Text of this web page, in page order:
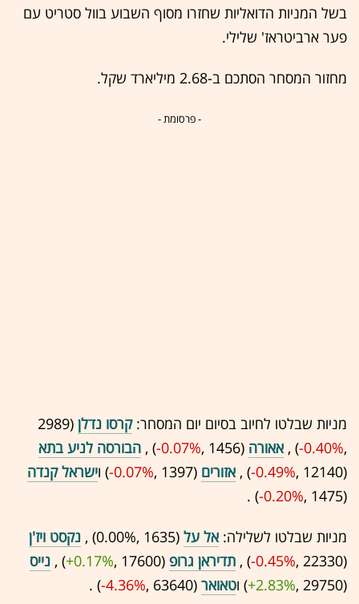
בשל המניות הדואליות שחזרו מסוף השבוע בוול סטריט עם
פער ארביטראז' שלילי.
מחזור המסחר הסתכם ב-2.68 מיליארד שקל.
- פרסומת -
מניות שבלטו לחיוב בסיום יום המסחר:קרסו נדלן (2989
,‎
-0.40%
‏) ,אאורה (1456 ,‎
-0.07%
‏) , הבורסה לניע בתא
(12140 ,‎
-0.49%
‏) ,אזורים (1397 ,‎
-0.07%‏) וישראל קנדה
(1475 ,‎
-0.20%
‏) .
מניות שבלטו לשלילה:אל על (1635 ,‎
0.00%
‏) , נקסט ויז'ן
(22330 ,‎
-0.45%
‏) , תדיראן גרופ (17600 ,‎
+0.17%
‏) , נייס
(29750 ,‎
+2.83%‏) וטאואר (63640 ,‎
-4.36%
‏) .